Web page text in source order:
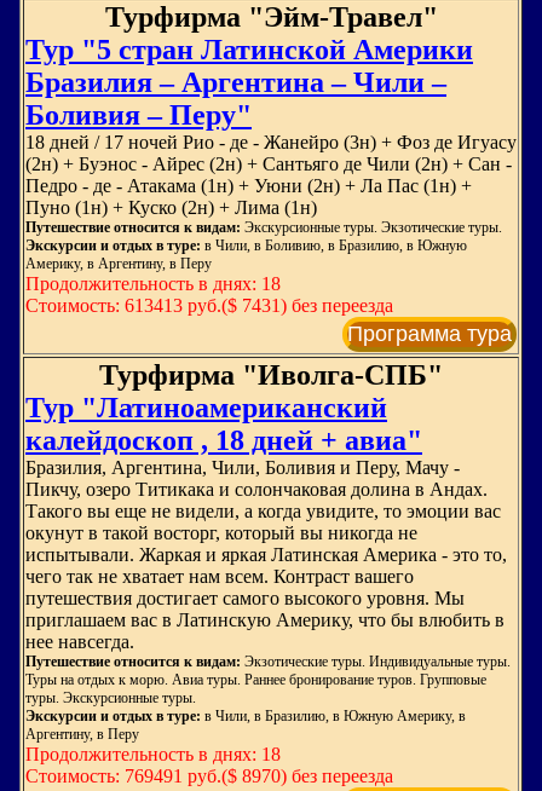
Турфирма "Эйм-Травел"
Тур "5 стран Латинской Америки
Бразилия – Аргентина – Чили –
Боливия – Перу"
18 дней / 17 ночей Рио - де - Жанейро (3н) + Фоз де Игуасу
(2н) + Буэнос - Айрес (2н) + Сантьяго де Чили (2н) + Сан -
Педро - де - Атакама (1н) + Уюни (2н) + Ла Пас (1н) +
Пуно (1н) + Куско (2н) + Лима (1н)
Путешествие относится к видам: Экскурсионные туры. Экзотические туры.
Экскурсии и отдых в туре: в Чили, в Боливию, в Бразилию, в Южную
Америку, в Аргентину, в Перу
Продолжительность в днях: 18
Стоимость: 613413 руб.($ 7431) без переезда
Программа тура
Турфирма "Иволга-СПБ"
Тур "Латиноамериканский
калейдоскоп , 18 дней + авиа"
Бразилия, Аргентина, Чили, Боливия и Перу, Мачу -
Пикчу, озеро Титикака и солончаковая долина в Андах.
Такого вы еще не видели, а когда увидите, то эмоции вас
окунут в такой восторг, который вы никогда не
испытывали. Жаркая и яркая Латинская Америка - это то,
чего так не хватает нам всем. Контраст вашего
путешествия достигает самого высокого уровня. Мы
приглашаем вас в Латинскую Америку, что бы влюбить в
нее навсегда.
Путешествие относится к видам: Экзотические туры. Индивидуальные туры.
Туры на отдых к морю. Авиа туры. Раннее бронирование туров. Групповые
туры. Экскурсионные туры.
Экскурсии и отдых в туре: в Чили, в Бразилию, в Южную Америку, в
Аргентину, в Перу
Продолжительность в днях: 18
Стоимость: 769491 руб.($ 8970) без переезда